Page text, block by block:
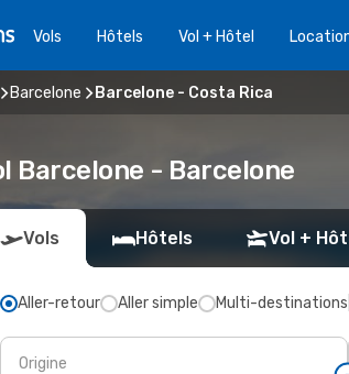
Vols Hôtels Vol + Hôtel
Barcelone Barcelone - Costa Rica
Barcelone - Barcelone
Vols Hôtels Vol +
Aller-retour Aller simple Multi-destinations
Origine